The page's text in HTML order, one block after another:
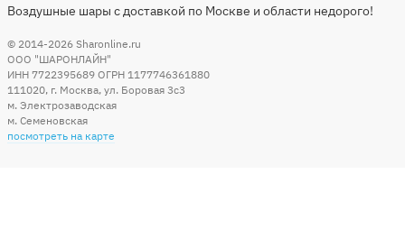
Воздушные шары с доставкой по Москве и области недорого!
© 2014-2026 Sharonline.ru
ООО "ШАРОНЛАЙН"
ИНН 7722395689 ОГРН 1177746361880
111020, г. Москва, ул. Боровая 3c3
м. Электрозаводская
м. Семеновская
посмотреть на карте